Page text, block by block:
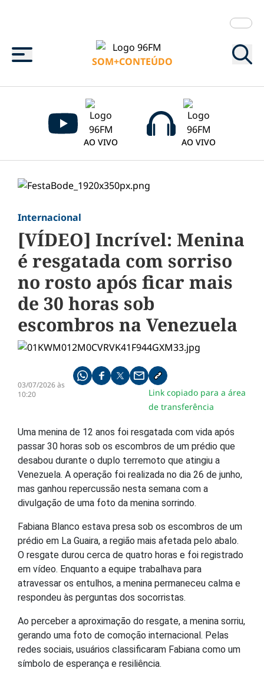
Menu
SOM+CONTEÚDO
AO VIVO AO VIVO
Internacional
[VÍDEO] Incrível: Menina
é resgatada com sorriso
no rosto após ficar mais
de 30 horas sob
escombros na Venezuela
03/07/2026 às
10:20
Compartilhe pelo whatsapp
Compartilhar no facebook
Compartilhar no twitter
Compartilhe pelo email
Copiar link da notícia
Link copiado para a área
de transferência
Uma menina de 12 anos foi resgatada com vida após
passar 30 horas sob os escombros de um prédio que
desabou durante o duplo terremoto que atingiu a
Venezuela. A operação foi realizada no dia 26 de junho,
mas ganhou repercussão nesta semana com a
divulgação de uma foto da menina sorrindo.
Fabiana Blanco estava presa sob os escombros de um
prédio em La Guaira, a região mais afetada pelo abalo.
O resgate durou cerca de quatro horas e foi registrado
em vídeo. Enquanto a equipe trabalhava para
atravessar os entulhos, a menina permaneceu calma e
respondeu às perguntas dos socorristas.
Ao perceber a aproximação do resgate, a menina sorriu,
gerando uma foto de comoção internacional. Pelas
redes sociais, usuários classificaram Fabiana como um
símbolo de esperança e resiliência.